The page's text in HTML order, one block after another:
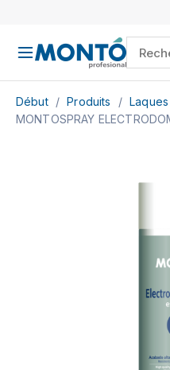
Début / Produits / Laques
MONTOSPRAY